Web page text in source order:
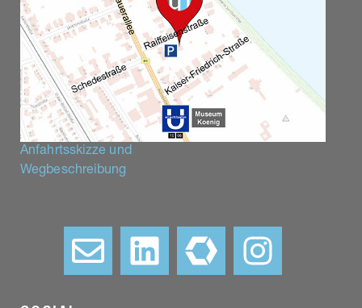
Anfahrtsskizze und
Wegbeschreibung